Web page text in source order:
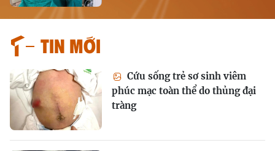
Tin mới
Cứu sống trẻ sơ sinh viêm
phúc mạc toàn thể do thủng đại
tràng